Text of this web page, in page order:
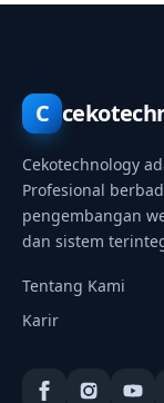
C
Cekotechnology
Profesional
pengembangan
dan sistem
Tentang Kami
Karir